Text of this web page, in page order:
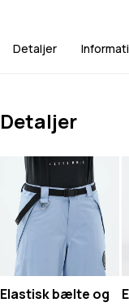
Detaljer
Detaljer
Elastisk bælte og